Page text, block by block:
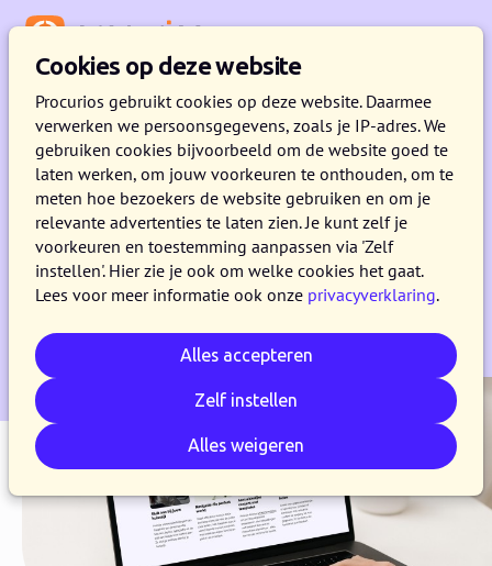
Cookies op deze website
Procurios gebruikt cookies op deze website. Daarmee
verwerken we persoonsgegevens, zoals je IP-adres. We
gebruiken cookies bijvoorbeeld om de website goed te
laten werken, om jouw voorkeuren te onthouden, om te
meten hoe bezoekers de website gebruiken en om je
relevante advertenties te laten zien. Je kunt zelf je
voorkeuren en toestemming aanpassen via 'Zelf
instellen'. Hier zie je ook om welke cookies het gaat.
Lees voor meer informatie ook onze privacyverklaring.
Alles accepteren
Zelf instellen
Alles weigeren
WEBINARS & EVENTS
Kom een stap verder met de
webinars van Procurios
In een webinar van Procurios delen we